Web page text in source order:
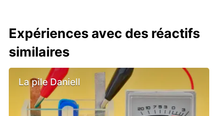
Expériences avec des réactifs
similaires
La pile Daniell